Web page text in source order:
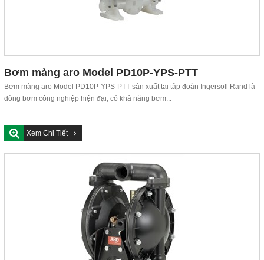
Bơm màng aro Model PD10P-YPS-PTT
Bơm màng aro Model PD10P-YPS-PTT sản xuất tại tập đoàn Ingersoll Rand là
dòng bơm công nghiệp hiện đại, có khả năng bơm...
Xem Chi Tiết